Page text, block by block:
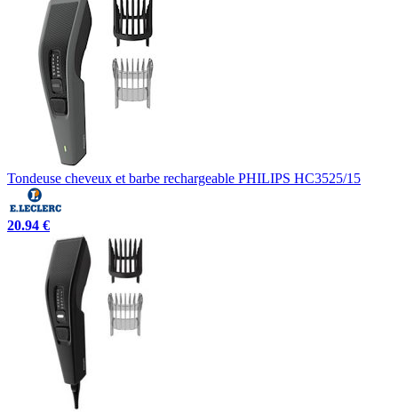
Tondeuse cheveux et barbe rechargeable PHILIPS HC3525/15
20.94 €